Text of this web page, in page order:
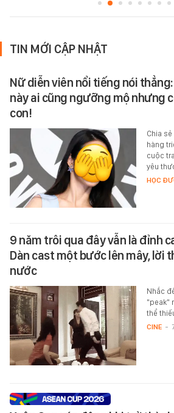
TIN MỚI CẬP NHẬT
Nữ diễn viên nổi tiếng nói
này ai cũng ngưỡng mộ nhưng
con!
Chia
hàng
cuộc
yêu
HỌC
9 năm trôi qua đây vẫn là đỉnh
Dàn cast một bước lên mây, lời
nước
Nhắc
"peak"
thể
CINE -